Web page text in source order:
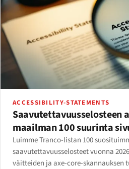
ACCESSIBILITY-STATEMENTS
Saavutettavuusselosteen
maailman 100 suurinta
Luimme Tranco-listan 100
saavutettavuusselosteet vuonna
väitteiden ja axe-core-skannauksen